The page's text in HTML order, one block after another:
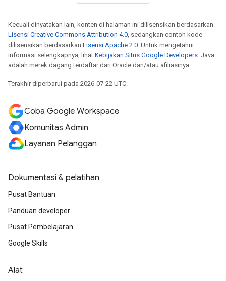
Kecuali dinyatakan lain, konten di halaman ini dilisensikan berdasarkan
Lisensi Creative Commons Attribution 4.0, sedangkan contoh kode
dilisensikan berdasarkan Lisensi Apache 2.0. Untuk mengetahui
informasi selengkapnya, lihat Kebijakan Situs Google Developers. Java
adalah merek dagang terdaftar dari Oracle dan/atau afiliasinya.
Terakhir diperbarui pada 2026-07-22 UTC.
Coba Google Workspace
Komunitas Admin
Layanan Pelanggan
Dokumentasi & pelatihan
Pusat Bantuan
Panduan developer
Pusat Pembelajaran
Google Skills
Alat